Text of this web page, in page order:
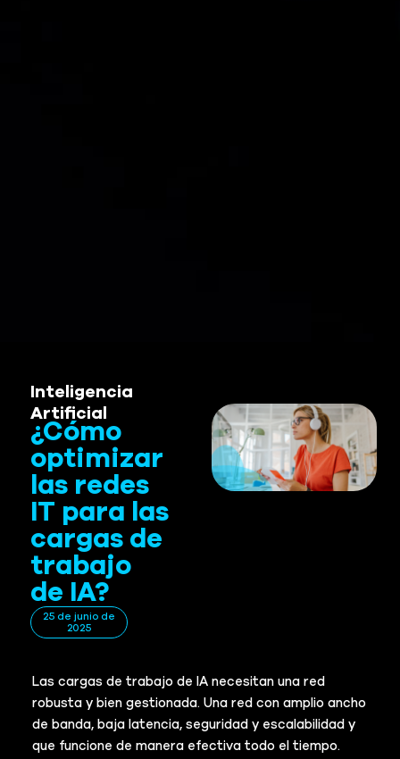
Inteligencia
Artificial
¿Cómo
optimizar
las redes
IT para las
cargas de
trabajo
de IA?
25 de junio de
2025
Las cargas de trabajo de IA necesitan una red
robusta y bien gestionada. Una red con amplio ancho
de banda, baja latencia, seguridad y escalabilidad y
que funcione de manera efectiva todo el tiempo.